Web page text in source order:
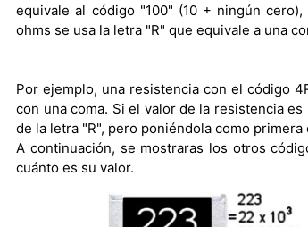
equivale al código "100" (10 + ningún
ohms se usa la letra "R" que equivale a una
Por ejemplo, una resistencia con el código
con una coma. Si el valor de la resistencia
de la letra "R", pero poniéndola como
A continuación, se mostraras los otros
cuánto es su valor.